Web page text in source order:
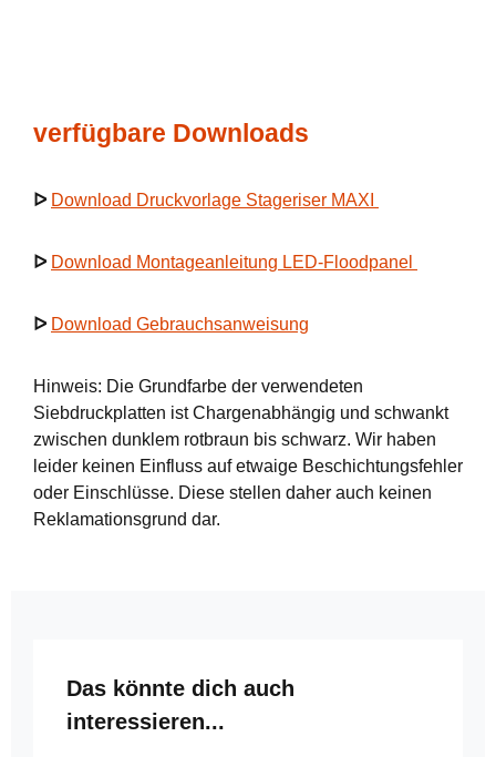
verfügbare Downloads
ᐅ Download Druckvorlage Stageriser MAXI
ᐅ Download Montageanleitung LED-Floodpanel
ᐅ Download Gebrauchsanweisung
Hinweis: Die Grundfarbe der verwendeten
Siebdruckplatten ist Chargenabhängig und schwankt
zwischen dunklem rotbraun bis schwarz. Wir haben
leider keinen Einfluss auf etwaige Beschichtungsfehler
oder Einschlüsse. Diese stellen daher auch keinen
Reklamationsgrund dar.
Produktgalerie überspringen
Das könnte dich auch
interessieren...